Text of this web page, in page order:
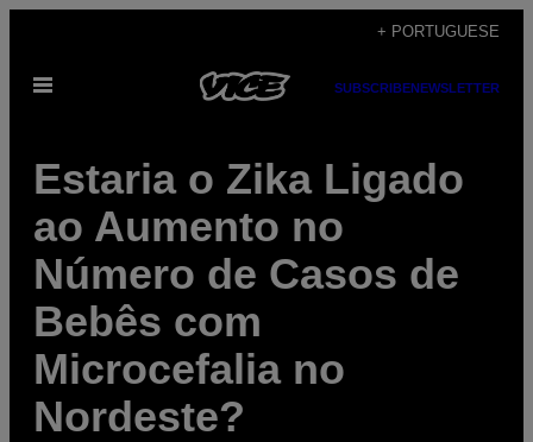
content
+ PORTUGUESE
Open
SUBSCRIBENEWSLETTER
Estaria o Zika Ligado
ao Aumento no
Número de Casos de
Bebês com
Microcefalia no
Nordeste?